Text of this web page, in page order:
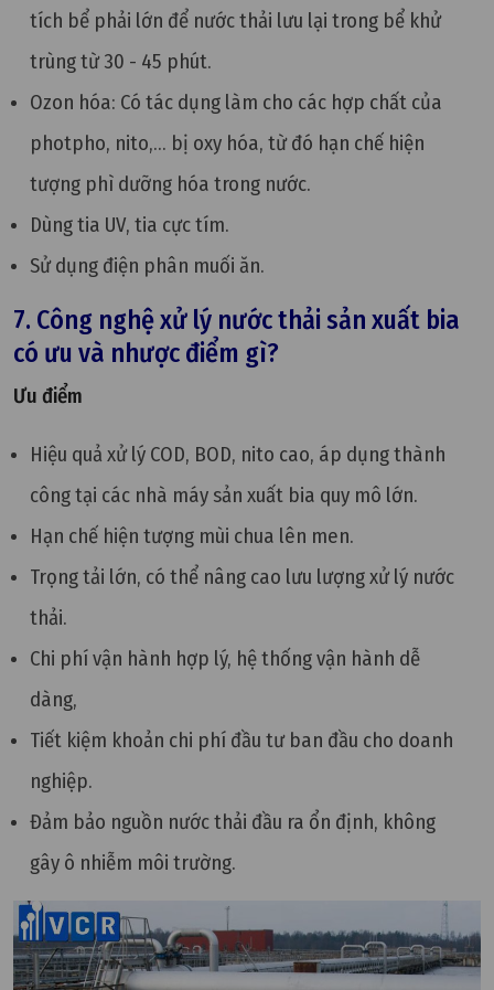
tích bể phải lớn để nước thải lưu lại trong bể khử
trùng từ 30 - 45 phút.
Ozon hóa: Có tác dụng làm cho các hợp chất của
photpho, nito,... bị oxy hóa, từ đó hạn chế hiện
tượng phì dưỡng hóa trong nước.
Dùng tia UV, tia cực tím.
Sử dụng điện phân muối ăn.
7. Công nghệ xử lý nước thải sản xuất bia
có ưu và nhược điểm gì?
Ưu điểm
Hiệu quả xử lý COD, BOD, nito cao, áp dụng thành
công tại các nhà máy sản xuất bia quy mô lớn.
Hạn chế hiện tượng mùi chua lên men.
Trọng tải lớn, có thể nâng cao lưu lượng xử lý nước
thải.
Chi phí vận hành hợp lý, hệ thống vận hành dễ
dàng,
Tiết kiệm khoản chi phí đầu tư ban đầu cho doanh
nghiệp.
Đảm bảo nguồn nước thải đầu ra ổn định, không
gây ô nhiễm môi trường.